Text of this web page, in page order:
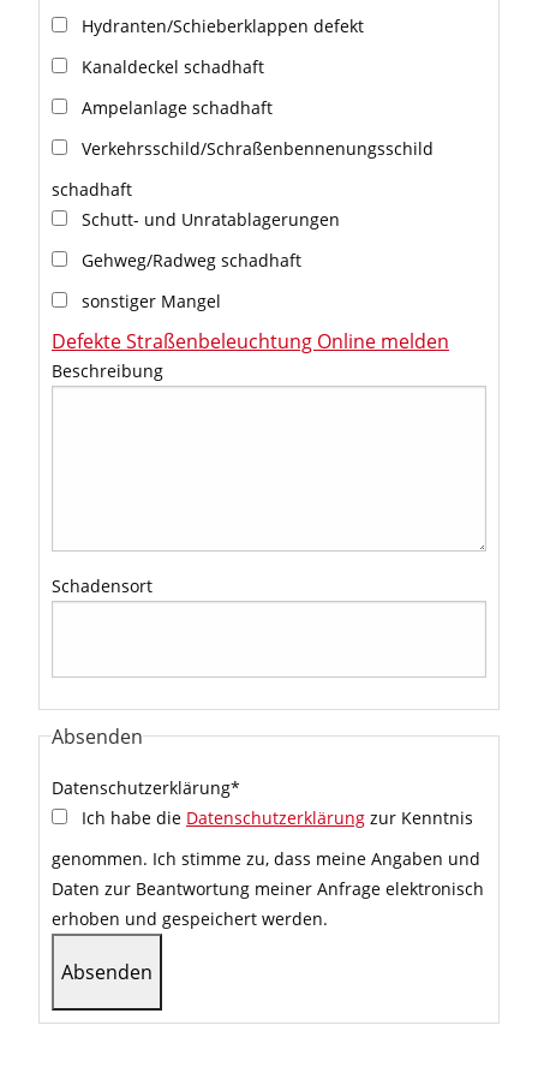
Hydranten/Schieberklappen defekt
Kanaldeckel schadhaft
Ampelanlage schadhaft
schadhaft
Schutt- und Unratablagerungen
Gehweg/Radweg schadhaft
sonstiger Mangel
Defekte Straßenbeleuchtung Online melden
Beschreibung
Schadensort
Absenden
Datenschutzerklärung*
Ich habe die Datenschutzerklärung zur Kenntnis
genommen. Ich stimme zu, dass meine Angaben und
Daten zur Beantwortung meiner Anfrage elektronisch
erhoben und gespeichert werden.